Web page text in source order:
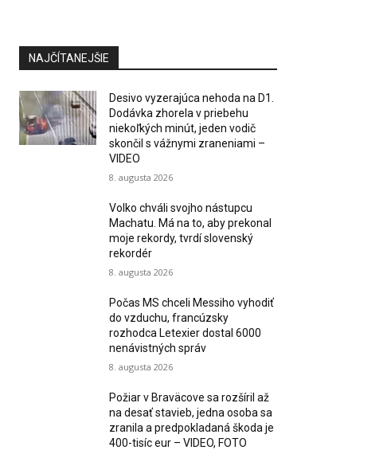
NAJČÍTANEJŠIE
Desivo vyzerajúca nehoda na D1.
Dodávka zhorela v priebehu
niekoľkých minút, jeden vodič
skončil s vážnymi zraneniami –
VIDEO
8. augusta 2026
Volko chváli svojho nástupcu
Machatu. Má na to, aby prekonal
moje rekordy, tvrdí slovenský
rekordér
8. augusta 2026
Počas MS chceli Messiho vyhodiť
do vzduchu, francúzsky
rozhodca Letexier dostal 6000
nenávistných správ
8. augusta 2026
Požiar v Braväcove sa rozšíril až
na desať stavieb, jedna osoba sa
zranila a predpokladaná škoda je
400-tisíc eur – VIDEO, FOTO